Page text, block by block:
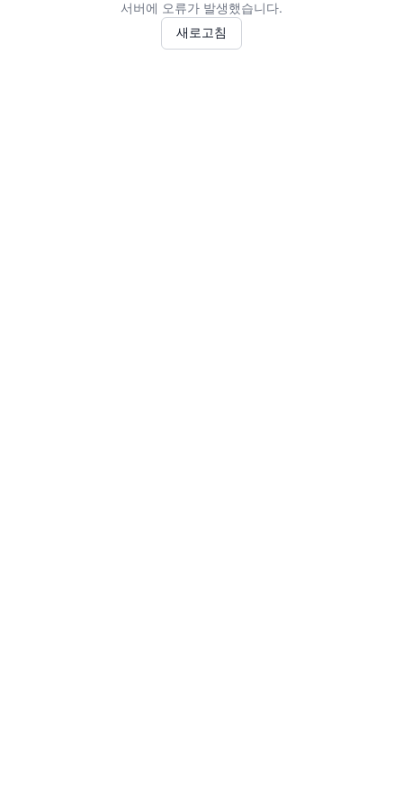
서버에 오류가 발생했습니다.
새로고침